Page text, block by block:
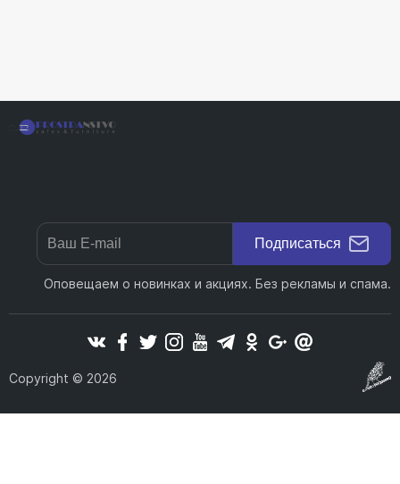
Подписаться
Оповещаем о новинках и акциях. Без рекламы и спама.
Copyright © 2026